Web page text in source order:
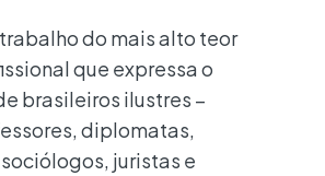
do mais alto teor
que expressa o
brasileiros ilustres –
diplomatas,
juristas e